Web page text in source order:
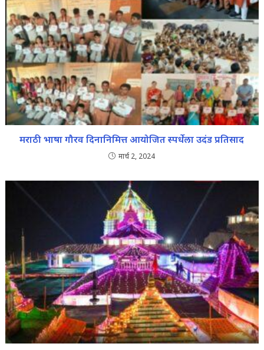
मराठी भाषा गौरव दिनानिमित्त आयोजित स्पर्धेला उदंड प्रतिसाद
मार्च 2, 2024